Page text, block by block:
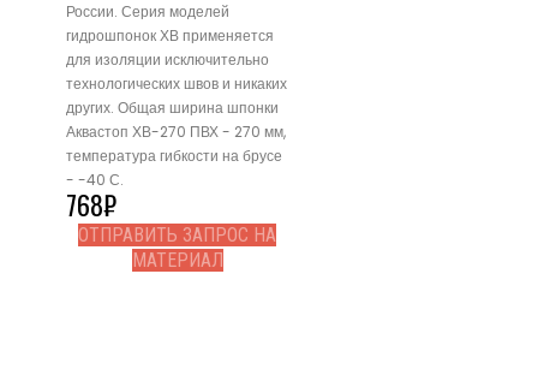
России. Серия моделей
гидрошпонок ХВ применяется
для изоляции исключительно
технологических швов и никаких
других. Общая ширина шпонки
Аквастоп ХВ-270 ПВХ - 270 мм,
температура гибкости на брусе
- -40 С.
768₽
ОТПРАВИТЬ ЗАПРОС НА
МАТЕРИАЛ